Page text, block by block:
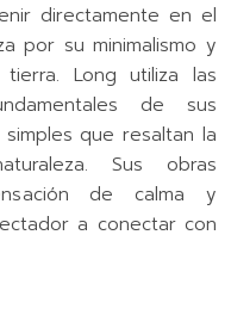
directamente en el
por su minimalismo y
Long utiliza las
de sus
que resaltan la
Sus obras
de calma y
a conectar con